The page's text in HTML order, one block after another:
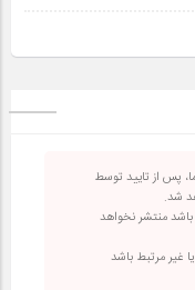
پس از تایید توسط
شد.
منتشر نخواهد
غیر مرتبط باشد